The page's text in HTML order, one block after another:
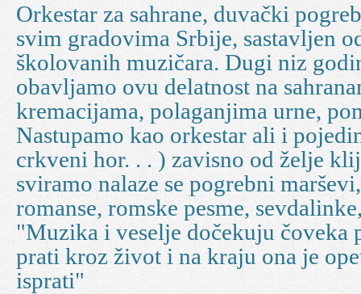
Orkestar za sahrane, duvački
svim gradovima Srbije, sastavljen
školovanih muzičara. Dugi niz
obavljamo ovu delatnost na
kremacijama, polaganjima urne,
Nastupamo kao orkestar ali i
crkveni hor. . . ) zavisno od želje
sviramo nalaze se pogrebni
romanse, romske pesme,
"Muzika i veselje dočekuju čoveka
prati kroz život i na kraju ona je
isprati"